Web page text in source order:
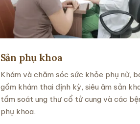
Sản phụ khoa
Khám và chăm sóc sức khỏe phụ nữ,
gồm khám thai định kỳ, siêu âm sản
tầm soát ung thư cổ tử cung và các
phụ khoa.